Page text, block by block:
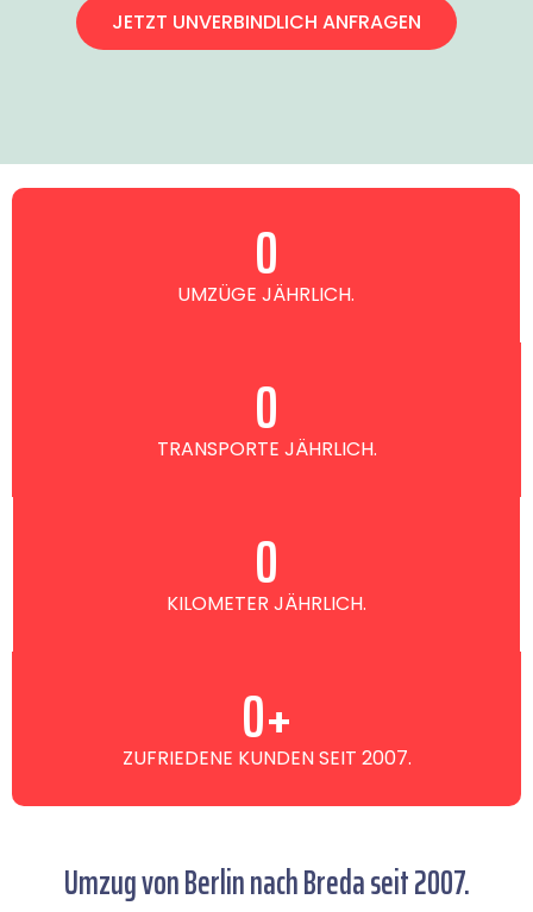
JETZT UNVERBINDLICH ANFRAGEN
UMZÜGE JÄHRLICH.
0
TRANSPORTE JÄHRLICH.
0
KILOMETER JÄHRLICH.
0
ZUFRIEDENE KUNDEN SEIT 2007.
0+
Umzug von Berlin nach Breda seit 2007.